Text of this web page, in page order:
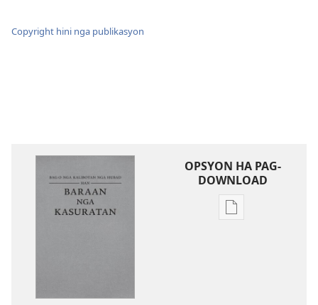
Copyright hini nga publikasyon
OPSYON HA PAG-
DOWNLOAD
Opsyon